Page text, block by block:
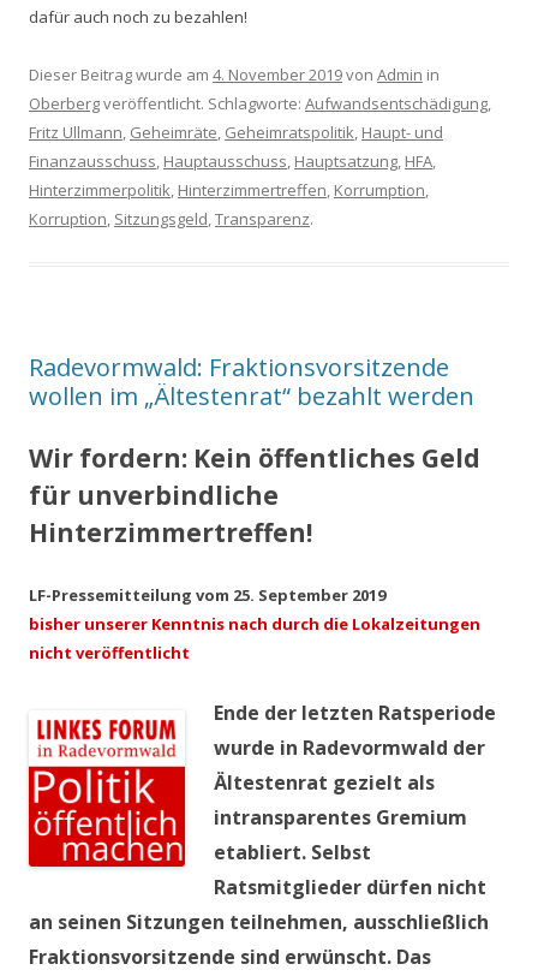
dafür auch noch zu bezahlen!
Dieser Beitrag wurde am 4. November 2019von Admin in
Oberbergveröffentlicht. Schlagworte: Aufwandsentschädigung
Fritz Ullmann Geheimräte Geheimratspolitik Haupt- und
Finanzausschuss Hauptausschuss Hauptsatzung HFA
Hinterzimmerpolitik Hinterzimmertreffen Korrumption
Korruption Sitzungsgeld Transparenz.
Radevormwald: Fraktionsvorsitzende
wollen im „Ältestenrat“ bezahlt werden
Wir fordern: Kein öffentliches Geld
für unverbindliche
Hinterzimmertreffen!
LF-Pressemitteilung vom 25. September 2019
bisher unserer Kenntnis nach durch die Lokalzeitungen
nicht veröffentlicht
Ende der letzten Ratsperiode
wurde in Radevormwald der
Ältestenrat gezielt als
intransparentes Gremium
etabliert. Selbst
Ratsmitglieder dürfen nicht
an seinen Sitzungen teilnehmen, ausschließlich
Fraktionsvorsitzende sind erwünscht. Das